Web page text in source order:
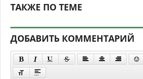
ТАКЖЕ ПО ТЕМЕ
ДОБАВИТЬ КОММЕНТАРИЙ